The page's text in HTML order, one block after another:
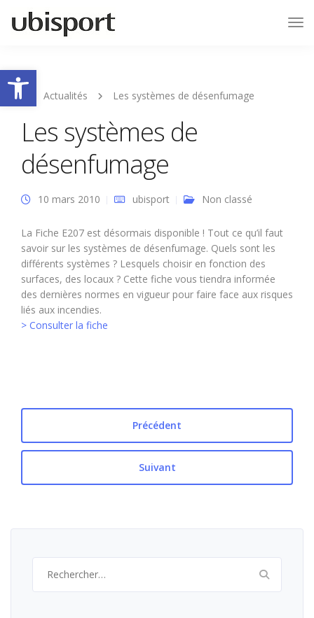
Ouvrir la barre d’outils
Actualités Les systèmes de désenfumage
Les systèmes de
désenfumage
10 mars 2010 ubisport Non classé
La Fiche E207 est désormais disponible ! Tout ce qu’il faut
savoir sur les systèmes de désenfumage. Quels sont les
différents systèmes ? Lesquels choisir en fonction des
surfaces, des locaux ? Cette fiche vous tiendra informée
des dernières normes en vigueur pour faire face aux risques
liés aux incendies.
> Consulter la fiche
Précédent
Suivant